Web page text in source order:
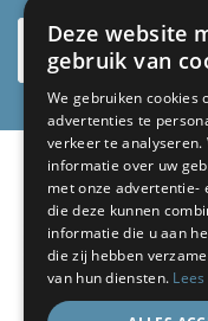
Deze website
gebruik van
We gebruiken cookies
advertenties te
verkeer te analyseren.
informatie over uw
met onze advertentie-
die deze kunnen
informatie die u aan
die zij hebben
van hun diensten.